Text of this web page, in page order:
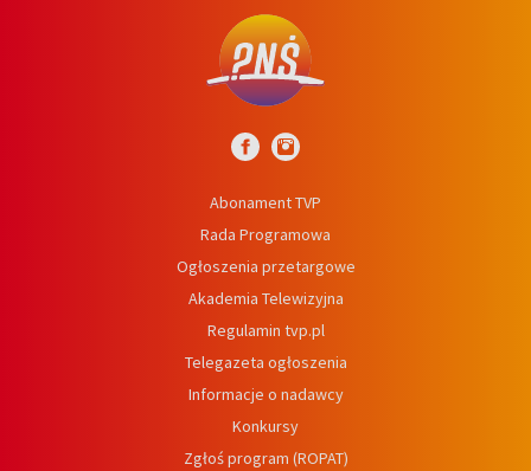
Abonament TVP
Rada Programowa
Ogłoszenia przetargowe
Akademia Telewizyjna
Regulamin tvp.pl
Telegazeta ogłoszenia
Informacje o nadawcy
Konkursy
Zgłoś program (ROPAT)